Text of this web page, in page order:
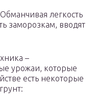
легкость
заморозкам, вводят
–
урожаи, которые
есть некоторые